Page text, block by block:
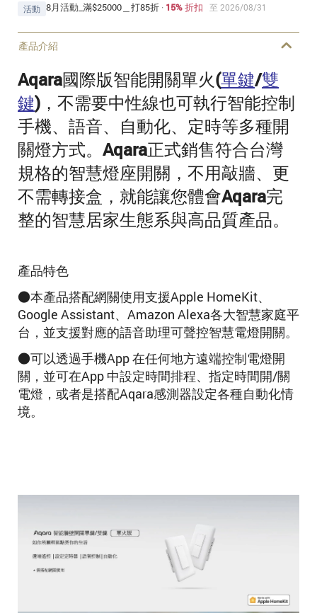
活動 8月活動_滿$25000＿打85折 · 15% 折扣 至 2026/08/31
產品介紹
Aqara國際版智能開關單火(單鍵/雙
鍵)，不需要中性線也可執行智能控制
手機、語音、自動化、定時等多種開
關燈方式。Aqara正式銷售符合台灣
規格的智慧燈座開關，不用敲牆、更
不需轉接盒，就能讓您體會Aqara完
整的智慧居家生態系與高品質產品。
產品特色
●本產品搭配網關使用支援Apple HomeKit、
Google Assistant、Amazon Alexa各大智慧家庭平
台，並支援對應的語音助理可聲控智慧電燈開關。
●可以透過手機App 在任何地方遠端控制電燈開
關，並可在App 中設定時間排程、指定時間開/關
電燈，或者是搭配Aqara感測器設定各種自動化情
境。